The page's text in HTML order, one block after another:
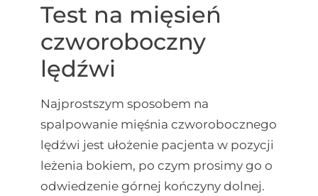
Test na mięsień
czworoboczny
lędźwi
Najprostszym sposobem na
spalpowanie mięśnia czworobocznego
lędźwi jest ułożenie pacjenta w pozycji
leżenia bokiem, po czym prosimy go o
odwiedzenie górnej kończyny dolnej.